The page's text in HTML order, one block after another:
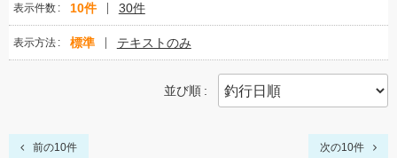
表示件数 10件 30件
表示方法 標準 テキストのみ
並び順
前の10件 次の10件